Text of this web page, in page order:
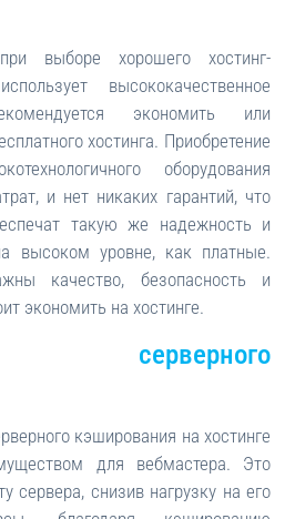
выборе хорошего хостинг-
высококачественное
экономить или
хостинга. Приобретение
оборудования
и нет никаких гарантий, что
такую же надежность и
высоком уровне, как платные.
качество, безопасность и
экономить на хостинге.
серверного
кэширования на хостинге
для вебмастера. Это
сервера, снизив нагрузку на его